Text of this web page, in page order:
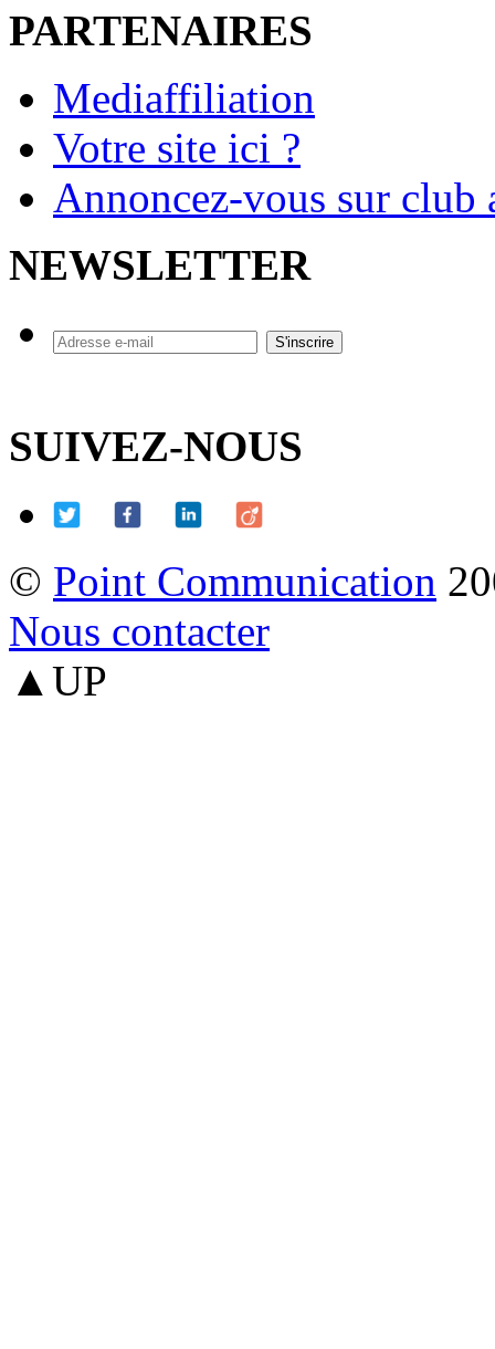
PARTENAIRES
Mediaffiliation
Votre site ici ?
Annoncez-vous sur
NEWSLETTER
SUIVEZ-NOUS
© Point Communication
Nous contacter
▲UP